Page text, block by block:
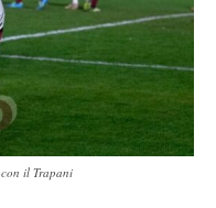
il Trapani